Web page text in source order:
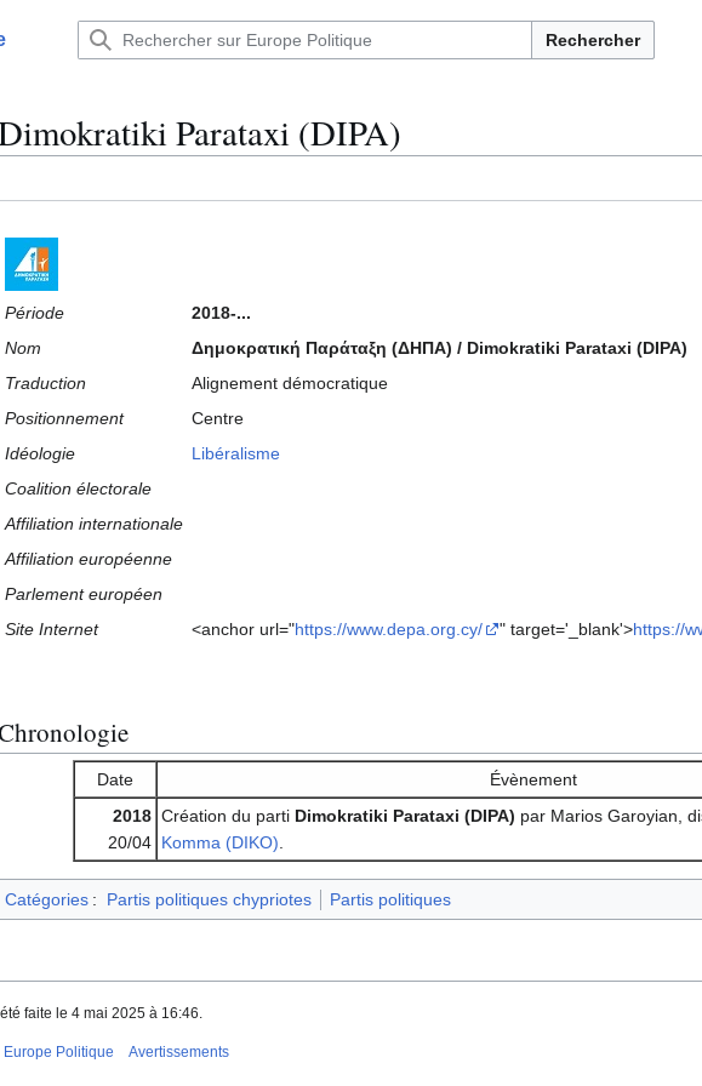
Rechercher
Parataxi (DIPA)
Période
2018-...
Nom
Δημοκρατική Παράταξη (ΔΗΠΑ) / Dimokratiki Parataxi (DIPA)
Traduction
Alignement démocratique
Positionnement
Centre
Idéologie
Libéralisme
Coalition électorale
Affiliation internationale
Affiliation européenne
Parlement européen
Site Internet
<anchor url="https://www.depa.org.cy/ " target='_blank'>https://
Date
Évènement
2018
20/04
Création du parti Dimokratiki Parataxi (DIPA) par Marios Garoyian,
Komma (DIKO).
Catégories : Partis politiques chypriotes Partis politiques
faite le 4 mai 2025 à 16:46.
Politique Avertissements